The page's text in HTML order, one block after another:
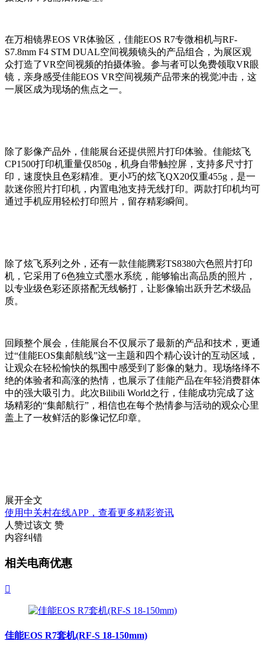
在万相镜界EOS VR体验区，佳能EOS R7专微相机与RF-
S7.8mm F4 STM DUAL空间视频镜头的产品组合，为展区观
众打造了VR空间视频的拍摄体验。参与者可以免费领取VR眼
镜，亲身感受佳能EOS VR空间视频产品带来的视觉冲击，这
一展区成为现场的焦点之一。
除了影像产品外，佳能展台还提供照片打印体验。佳能炫飞
CP1500打印机重量仅850g，机身自带触控屏，支持多尺寸打
印，速度快且色彩精准。更小巧的炫飞QX20仅重455g，是一
款迷你照片打印机，内置电池支持无线打印。两款打印机均可
通过手机应用轻松打印照片，留存精彩瞬间。
除了炫飞系列之外，还有一款佳能腾彩TS8380六色照片打印
机，它采用了6色独立式墨水系统，能够输出高品质的照片，
以专业级色彩还原搭配无线畅打，让影像输出跃升艺术级品
质。
回顾整个展会，佳能展台不仅展示了最新的产品和技术，更通
过“佳能EOS集邮航线”这一主题和四个精心设计的互动区域，
让观众在轻松愉快的氛围中感受到了影像的魅力。现场络绎不
绝的体验者和高涨的热情，也展示了佳能产品在年轻消费群体
中的强大吸引力。此次Bilibili World之行，佳能成功完成了这
场精彩的“集邮航行”，相信也在每个热情参与活动的观众心里
盖上了一枚鲜活的影像记忆印章。
展开全文
使用中关村在线APP，查看更多精彩资讯
人赞过该文 赞
内容纠错
相关电商优惠

佳能EOS R7套机(RF-S 18-150mm)